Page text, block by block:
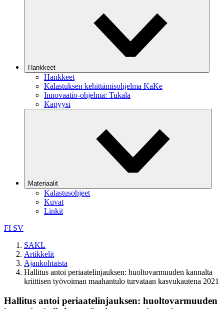
Hankkeet
Hankkeet
Kalastuksen kehittämisohjelma KaKe
Innovaatio-ohjelma: Tukala
Kapyysi
Materiaalit
Kalastusohjeet
Kuvat
Linkit
FI SV
SAKL
Artikkelit
Ajankohtaista
Hallitus antoi periaatelinjauksen: huoltovarmuuden kannalta
kriittisen työvoiman maahantulo turvataan kasvukautena 2021
Hallitus antoi periaatelinjauksen: huoltovarmuuden